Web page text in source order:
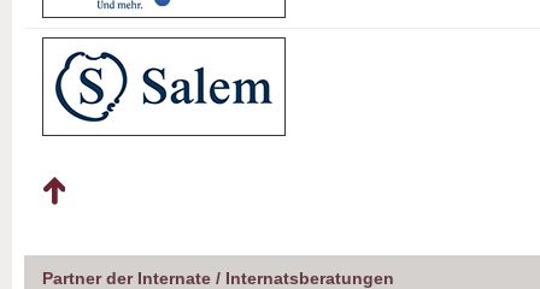
Partner der Internate / Internatsberatungen